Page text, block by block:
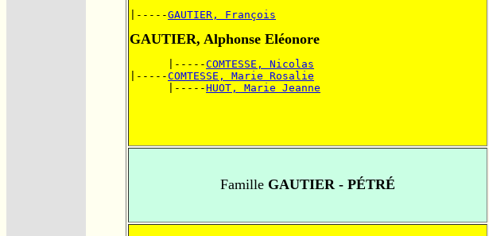
|-----GAUTIER, François
GAUTIER, Alphonse Eléonore
      |-----
COMTESSE, Nicolas
|-----COMTESSE, Marie Rosalie
      |-----
HUOT, Marie Jeanne
Famille GAUTIER - PÉTRÉ